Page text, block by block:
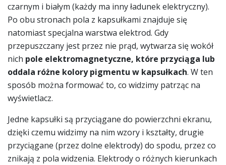
czarnym i białym (każdy ma inny ładunek elektryczny).
Po obu stronach pola z kapsułkami znajduje się
natomiast specjalna warstwa elektrod. Gdy
przepuszczany jest przez nie prąd, wytwarza się wokół
nich pole elektromagnetyczne, które przyciąga lub
oddala różne kolory pigmentu w kapsułkach. W ten
sposób można formować to, co widzimy patrząc na
wyświetlacz.
Jedne kapsułki są przyciągane do powierzchni ekranu,
dzięki czemu widzimy na nim wzory i kształty, drugie
przyciągane (przez dolne elektrody) do spodu, przez co
znikają z pola widzenia. Elektrody o różnych kierunkach